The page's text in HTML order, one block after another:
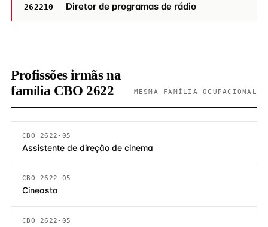
262210 Diretor de programas de rádio
Profissões irmãs na
família CBO 2622
MESMA FAMÍLIA OCUPACIONAL
CBO 2622-05
Assistente de direção de cinema
CBO 2622-05
Cineasta
CBO 2622-05